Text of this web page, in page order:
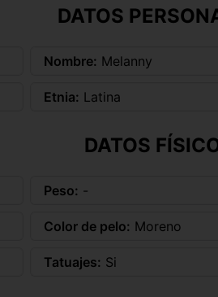
DATOS
Nombre: Melanny
Etnia: Latina
DATOS
Peso: -
Color de pelo: Moreno
Tatuajes: Si